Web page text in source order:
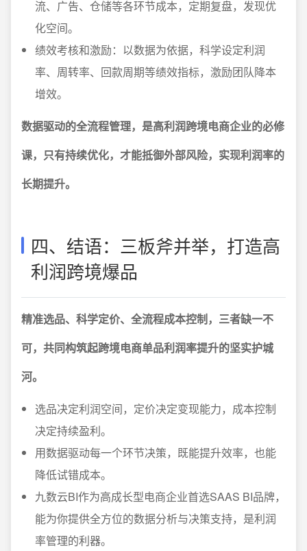
流、广告、仓储等各环节成本，定期复盘，发现优
化空间。
绩效考核和激励：以数据为依据，科学设定利润
率、周转率、回款周期等绩效指标，激励团队降本
增效。
数据驱动的全流程管理，是高利润跨境电商企业的必修
课，只有持续优化，才能抵御外部风险，实现利润率的
长期提升。
四、结语：三板斧并举，打造高
利润跨境爆品
精准选品、科学定价、全流程成本控制，三者缺一不
可，共同构筑起跨境电商单品利润率提升的坚实护城
河。
选品决定利润空间，定价决定变现能力，成本控制
决定持续盈利。
用数据驱动每一个环节决策，既能提升效率，也能
降低试错成本。
九数云BI作为高成长型电商企业首选SAAS BI品牌，
能为你提供全方位的数据分析与决策支持，是利润
率管理的利器。